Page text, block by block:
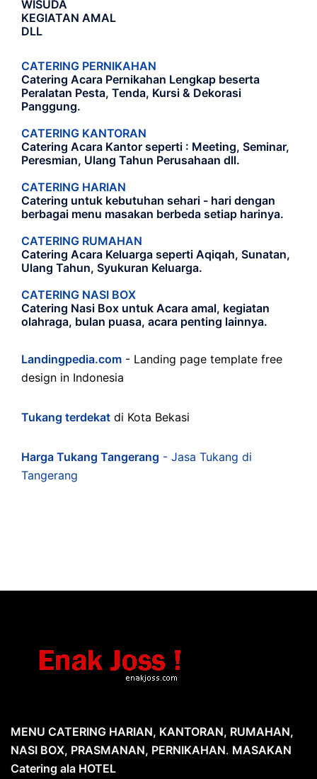
WISUDA
KEGIATAN AMAL
DLL
CATERING PERNIKAHAN
Catering Acara Pernikahan Lengkap beserta
Peralatan Pesta, Tenda, Kursi & Dekorasi
Panggung.
CATERING KANTORAN
Catering Acara Kantor seperti : Meeting, Seminar,
Peresmian, Ulang Tahun Perusahaan dll.
CATERING HARIAN
Catering untuk kebutuhan sehari - hari dengan
berbagai menu masakan berbeda setiap harinya.
CATERING RUMAHAN
Catering Acara Keluarga seperti Aqiqah, Sunatan,
Ulang Tahun, Syukuran Keluarga.
CATERING NASI BOX
Catering Nasi Box untuk Acara amal, kegiatan
olahraga, bulan puasa, acara penting lainnya.
Landingpedia.com - Landing page template free
design in Indonesia
Tukang terdekat di Kota Bekasi
Harga Tukang Tangerang - Jasa Tukang di
Tangerang
MENU CATERING HARIAN, KANTORAN, RUMAHAN,
NASI BOX, PRASMANAN, PERNIKAHAN. MASAKAN
Catering ala HOTEL